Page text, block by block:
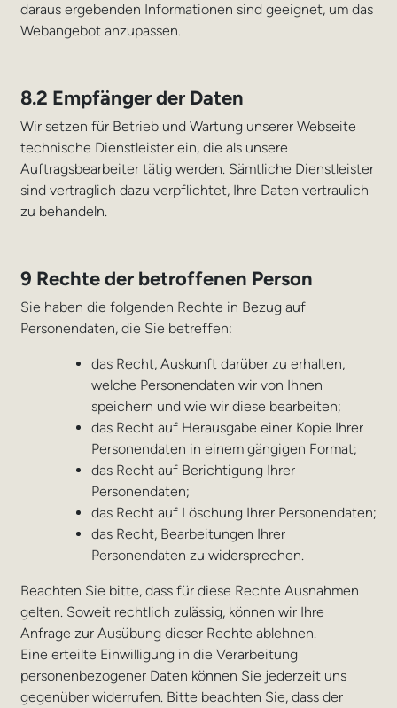
daraus ergebenden Informationen sind geeignet, um das
Webangebot anzupassen.
8.2 Empfänger der Daten
Wir setzen für Betrieb und Wartung unserer Webseite
technische Dienstleister ein, die als unsere
Auftragsbearbeiter tätig werden. Sämtliche Dienstleister
sind vertraglich dazu verpflichtet, Ihre Daten vertraulich
zu behandeln.
9 Rechte der betroffenen Person
Sie haben die folgenden Rechte in Bezug auf
Personendaten, die Sie betreffen:
das Recht, Auskunft darüber zu erhalten,
welche Personendaten wir von Ihnen
speichern und wie wir diese bearbeiten;
das Recht auf Herausgabe einer Kopie Ihrer
Personendaten in einem gängigen Format;
das Recht auf Berichtigung Ihrer
Personendaten;
das Recht auf Löschung Ihrer Personendaten;
das Recht, Bearbeitungen Ihrer
Personendaten zu widersprechen.
Beachten Sie bitte, dass für diese Rechte Ausnahmen
gelten. Soweit rechtlich zulässig, können wir Ihre
Anfrage zur Ausübung dieser Rechte ablehnen.
Eine erteilte Einwilligung in die Verarbeitung
personenbezogener Daten können Sie jederzeit uns
gegenüber widerrufen. Bitte beachten Sie, dass der